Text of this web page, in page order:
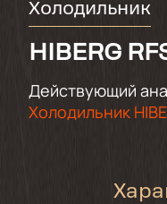
Холодильник
HIBERG
Действующий
Холодильник